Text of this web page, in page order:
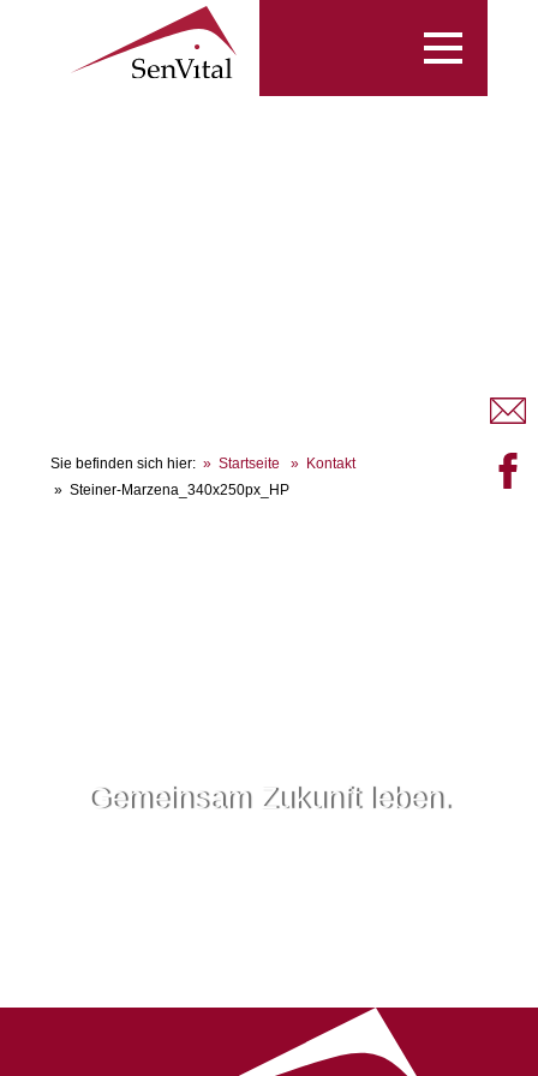
Toggle
Sie befinden sich hier: Startseite
Kontakt
Steiner-Marzena_340x250px_HP
Gemeinsam Zukunft leben.